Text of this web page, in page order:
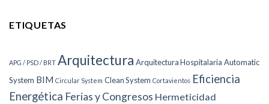
ETIQUETAS
APG / PSD / BRT Arquitectura Arquitectura Hospitalaria Automatic
System BIM Circular System Clean System Cortavientos Eficiencia
Energética Ferias y Congresos Hermeticidad